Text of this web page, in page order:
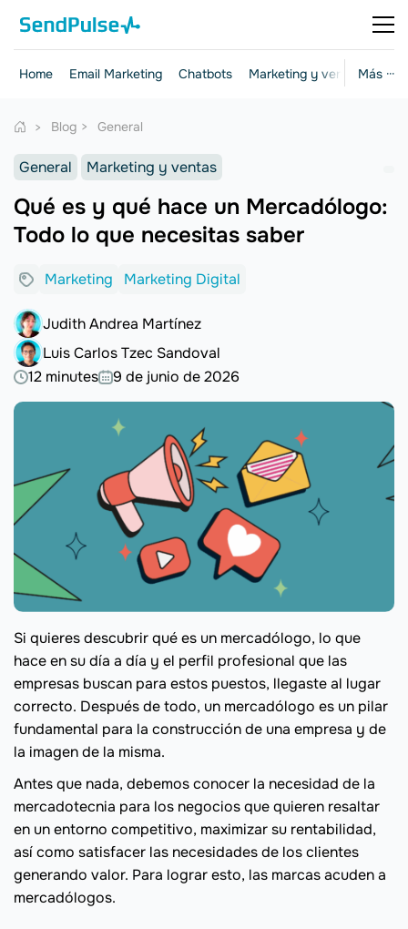
Más ···
Home Email Marketing Chatbots Marketing y ventas
Blog General
General Marketing y ventas
Qué es y qué hace un Mercadólogo:
Todo lo que necesitas saber
Marketing Marketing Digital
Judith Andrea Martínez
Luis Carlos Tzec Sandoval
12 minutes
9 de junio de 2026
Si quieres descubrir qué es un mercadólogo, lo que
hace en su día a día y el perfil profesional que las
empresas buscan para estos puestos, llegaste al lugar
correcto. Después de todo, un mercadólogo es un pilar
fundamental para la construcción de una empresa y de
la imagen de la misma.
Antes que nada, debemos conocer la necesidad de la
mercadotecnia para los negocios que quieren resaltar
en un entorno competitivo, maximizar su rentabilidad,
así como satisfacer las necesidades de los clientes
generando valor. Para lograr esto, las marcas acuden a
mercadólogos.